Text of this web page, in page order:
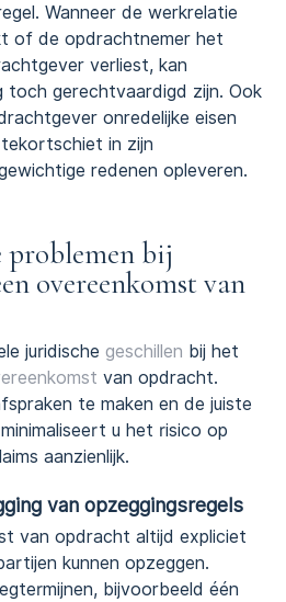
Wanneer de werkrelatie
of de opdrachtnemer het
verliest, kan
toch gerechtvaardigd zijn. Ook
onredelijke eisen
in zijn
redenen opleveren.
problemen bij
overeenkomst van
juridische geschillen bij het
van opdracht.
te maken en de juiste
u het risico op
aanzienlijk.
van opzeggingsregels
van opdracht altijd expliciet
kunnen opzeggen.
bijvoorbeeld één